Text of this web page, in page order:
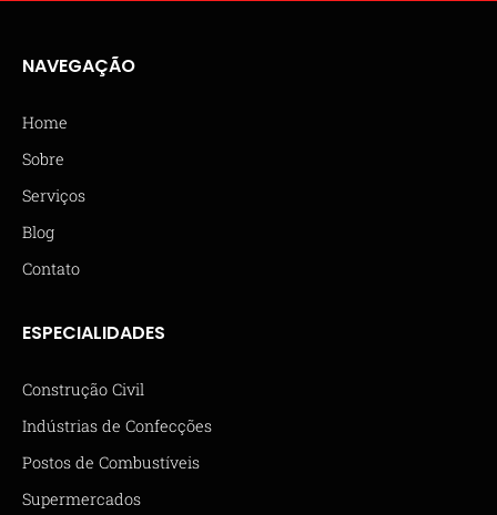
NAVEGAÇÃO
Home
Sobre
Serviços
Blog
Contato
ESPECIALIDADES
Construção Civil
Indústrias de Confecções
Postos de Combustíveis
Supermercados